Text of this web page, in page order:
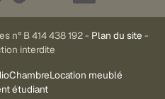
n° B 414 438 192 - Plan du site -
interdite
ChambreLocation meublé
étudiant